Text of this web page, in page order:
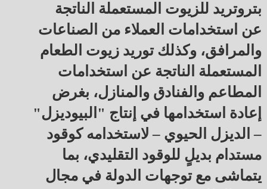
بتروتريد للزيوت المستعملة الناتجة
عن استخدامات العملاء من الصناعات
والمرافق، وكذلك توريد زيوت الطعام
المستعملة الناتجة عن استخدامات
المطاعم والفنادق والمنازل، بغرض
إعادة استخدامها في إنتاج "البيوديزل"
– الديزل الحيوي – لاستخدامه كوقود
مستدام بديلٍ للوقود التقليدي، بما
يتماشى مع توجهات الدولة في مجال